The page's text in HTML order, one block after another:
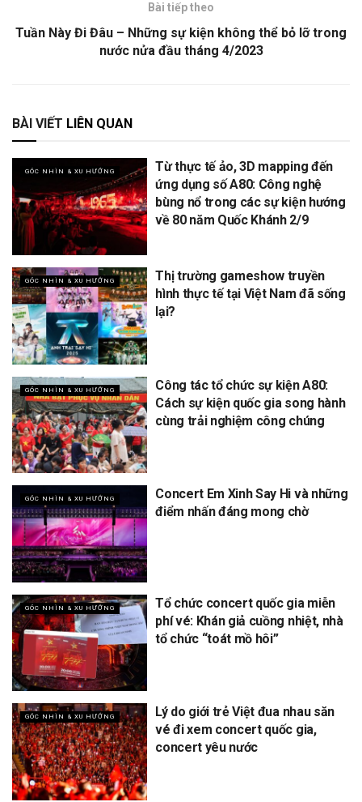
Bài tiếp theo
Tuần Này Đi Đâu – Những sự kiện không thể bỏ lỡ trong
nước nửa đầu tháng 4/2023
BÀI VIẾT LIÊN QUAN
GÓC NHÌN & XU HƯỚNG
Từ thực tế ảo, 3D mapping đến
ứng dụng số A80: Công nghệ
bùng nổ trong các sự kiện hướng
về 80 năm Quốc Khánh 2/9
GÓC NHÌN & XU HƯỚNG
Thị trường gameshow truyền
hình thực tế tại Việt Nam đã sống
lại?
GÓC NHÌN & XU HƯỚNG
Công tác tổ chức sự kiện A80:
Cách sự kiện quốc gia song hành
cùng trải nghiệm công chúng
GÓC NHÌN & XU HƯỚNG
Concert Em Xinh Say Hi và những
điểm nhấn đáng mong chờ
GÓC NHÌN & XU HƯỚNG
Tổ chức concert quốc gia miễn
phí vé: Khán giả cuồng nhiệt, nhà
tổ chức “toát mồ hôi”
GÓC NHÌN & XU HƯỚNG
Lý do giới trẻ Việt đua nhau săn
vé đi xem concert quốc gia,
concert yêu nước